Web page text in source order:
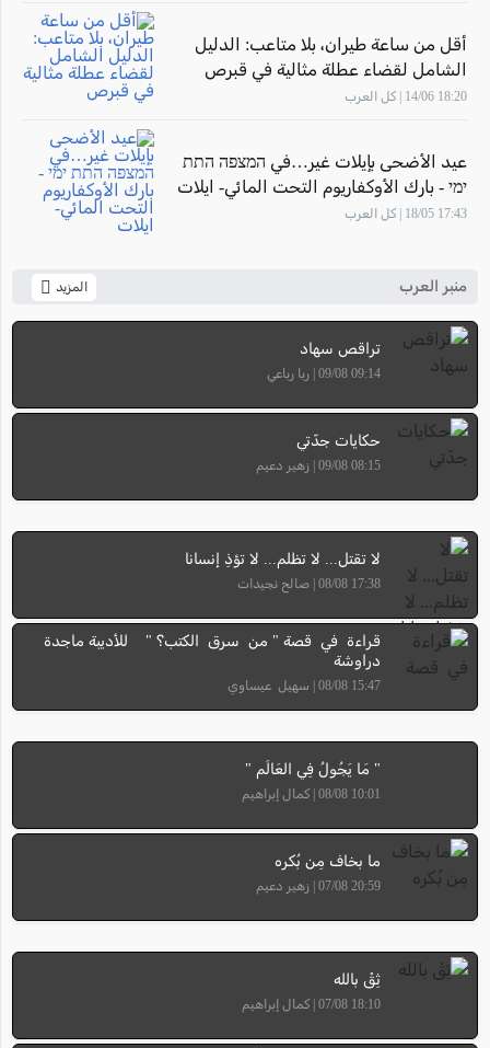
أقل من ساعة طيران، بلا متاعب: الدليل
الشامل لقضاء عطلة مثالية في قبرص
18:20 14/06 | كل العرب
عيد الأضحى بإيلات غير…في המצפה התת
ימי - بارك الأوكفاريوم التحت المائي- ايلات
17:43 18/05 | كل العرب
منبر العرب المزيد
تراقص سهاد
09:14 09/08 | ربا رباعي
حكايات جدّتي
08:15 09/08 | زهير دعيم
لا تقتل... لا تظلم... لا تؤذِ إنسانا
17:38 08/08 | صالح نجيدات
قراءة في قصة " من سرق الكتب؟ " للأديبة ماجدة
دراوشة
15:47 08/08 | سهيل عيساوي
" مَا يَجُولُ فِي العَالَم "
10:01 08/08 | كمال إبراهيم
ما بخاف مِن بُكره
20:59 07/08 | زهير دعيم
ثِقْ بالله
18:10 07/08 | كمال إبراهيم